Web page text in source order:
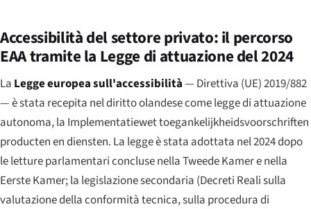
Accessibilità del settore privato: il percorso
EAA tramite la Legge di attuazione del 2024
La Legge europea sull'accessibilità— Direttiva (UE) 2019/882
— è stata recepita nel diritto olandese come legge di attuazione
autonoma, la Implementatiewet toegankelijkheidsvoorschriften
producten en diensten. La legge è stata adottata nel 2024 dopo
le letture parlamentari concluse nella Tweede Kamer e nella
Eerste Kamer; la legislazione secondaria (Decreti Reali sulla
valutazione della conformità tecnica, sulla procedura di